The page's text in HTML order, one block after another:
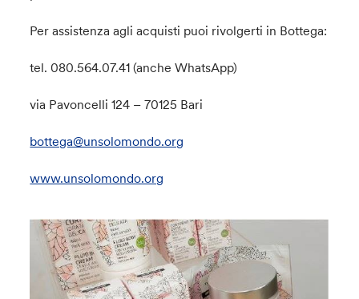
Per assistenza agli acquisti puoi rivolgerti in Bottega:
tel. 080.564.07.41 (anche WhatsApp)
via Pavoncelli 124 – 70125 Bari
bottega@unsolomondo.org
www.unsolomondo.org